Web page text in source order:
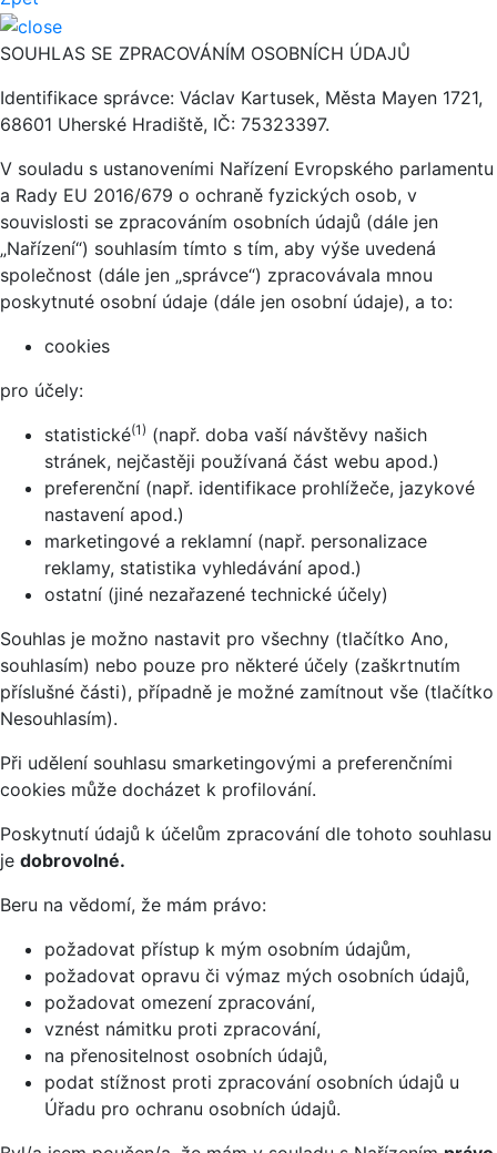
SOUHLAS SE ZPRACOVÁNÍM OSOBNÍCH ÚDAJŮ
Identifikace správce: Václav Kartusek, Města Mayen 1721,
68601 Uherské Hradiště, IČ: 75323397.
V souladu s ustanoveními Nařízení Evropského parlamentu
a Rady EU 2016/679 o ochraně fyzických osob, v
souvislosti se zpracováním osobních údajů (dále jen
„Nařízení“) souhlasím tímto s tím, aby výše uvedená
společnost (dále jen „správce“) zpracovávala mnou
poskytnuté osobní údaje (dále jen osobní údaje), a to:
cookies
pro účely:
statistické(1) (např. doba vaší návštěvy našich
stránek, nejčastěji používaná část webu apod.)
preferenční (např. identifikace prohlížeče, jazykové
nastavení apod.)
marketingové a reklamní (např. personalizace
reklamy, statistika vyhledávání apod.)
ostatní (jiné nezařazené technické účely)
Souhlas je možno nastavit pro všechny (tlačítko Ano,
souhlasím) nebo pouze pro některé účely (zaškrtnutím
příslušné části), případně je možné zamítnout vše (tlačítko
Nesouhlasím).
Při udělení souhlasu smarketingovými a preferenčními
cookies může docházet k profilování.
Poskytnutí údajů k účelům zpracování dle tohoto souhlasu
je dobrovolné.
Beru na vědomí, že mám právo:
požadovat přístup k mým osobním údajům,
požadovat opravu či výmaz mých osobních údajů,
požadovat omezení zpracování,
vznést námitku proti zpracování,
na přenositelnost osobních údajů,
podat stížnost proti zpracování osobních údajů u
Úřadu pro ochranu osobních údajů.